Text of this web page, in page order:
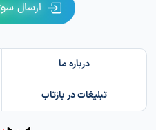
ارسال
درباره ما
تبلیغات در بازتاب